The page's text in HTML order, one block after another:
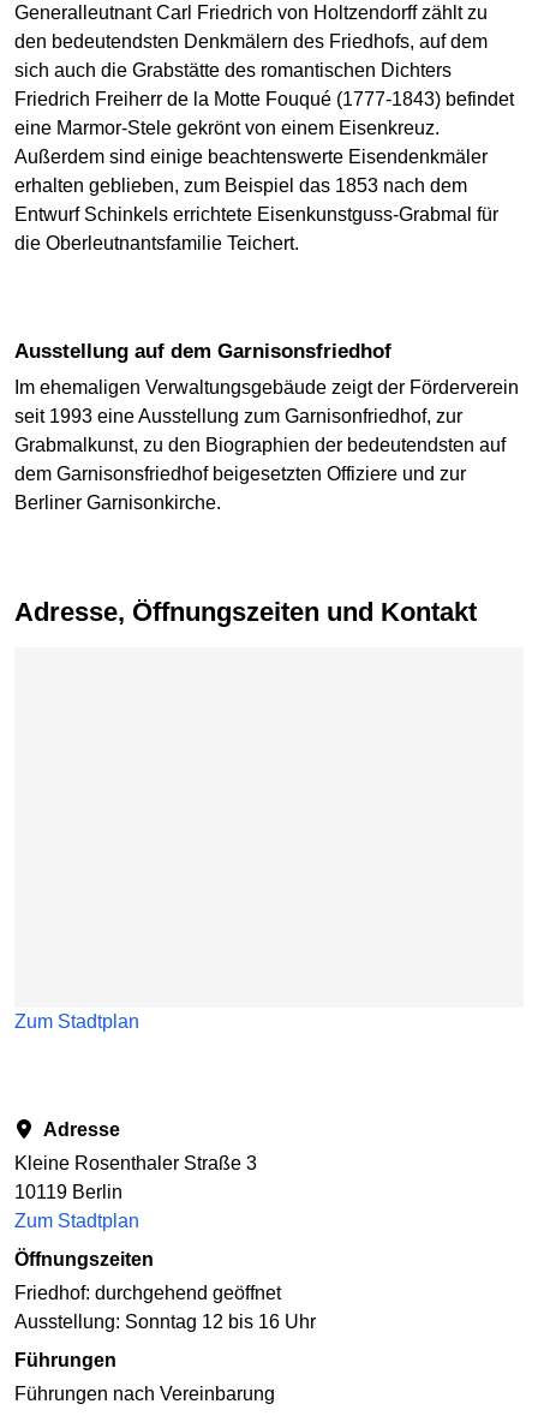
Generalleutnant Carl Friedrich von Holtzendorff zählt zu
den bedeutendsten Denkmälern des Friedhofs, auf dem
sich auch die Grabstätte des romantischen Dichters
Friedrich Freiherr de la Motte Fouqué (1777-1843) befindet
eine Marmor-Stele gekrönt von einem Eisenkreuz.
Außerdem sind einige beachtenswerte Eisendenkmäler
erhalten geblieben, zum Beispiel das 1853 nach dem
Entwurf Schinkels errichtete Eisenkunstguss-Grabmal für
die Oberleutnantsfamilie Teichert.
Ausstellung auf dem Garnisonsfriedhof
Im ehemaligen Verwaltungsgebäude zeigt der Förderverein
seit 1993 eine Ausstellung zum Garnisonfriedhof, zur
Grabmalkunst, zu den Biographien der bedeutendsten auf
dem Garnisonsfriedhof beigesetzten Offiziere und zur
Berliner Garnisonkirche.
Adresse, Öffnungszeiten und Kontakt
Zum Stadtplan
Adresse
Kleine Rosenthaler Straße 3
10119 Berlin
Zum Stadtplan
Öffnungszeiten
Friedhof: durchgehend geöffnet
Ausstellung: Sonntag 12 bis 16 Uhr
Führungen
Führungen nach Vereinbarung